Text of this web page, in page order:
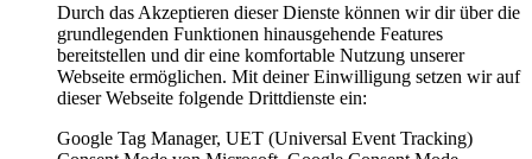
Durch das Akzeptieren dieser Dienste können wir dir über die
grundlegenden Funktionen hinausgehende Features
bereitstellen und dir eine komfortable Nutzung unserer
Webseite ermöglichen. Mit deiner Einwilligung setzen wir auf
dieser Webseite folgende Drittdienste ein:
Google Tag Manager, UET (Universal Event Tracking)